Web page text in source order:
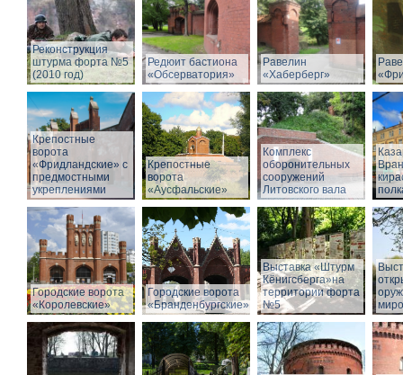
Реконструкция
штурма форта №5
(2010 год)
Редюит бастиона
«Обсерватория»
Равелин
«Хаберберг»
Крепостные
ворота
«Фридландские» с
предмостными
укреплениями
Крепостные
ворота
«Аусфальские»
Комплекс
оборонительных
сооружений
Литовского вала
Городские ворота
«Королевские»
Городские ворота
«Бранденбургские»
Выставка «Штурм
Кёнигсберга»на
территории форта
№5